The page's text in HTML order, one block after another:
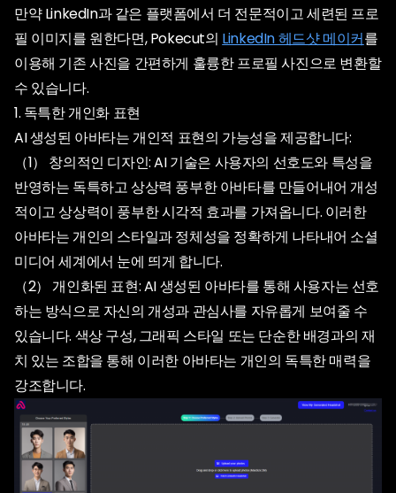
만약 LinkedIn과 같은 플랫폼에서 더 전문적이고 세련된 프로
필 이미지를 원한다면, Pokecut의 LinkedIn 헤드샷 메이커를
이용해 기존 사진을 간편하게 훌륭한 프로필 사진으로 변환할
수 있습니다.
1. 독특한 개인화 표현
AI 생성된 아바타는 개인적 표현의 가능성을 제공합니다:
（1） 창의적인 디자인: AI 기술은 사용자의 선호도와 특성을
반영하는 독특하고 상상력 풍부한 아바타를 만들어내어 개성
적이고 상상력이 풍부한 시각적 효과를 가져옵니다. 이러한
아바타는 개인의 스타일과 정체성을 정확하게 나타내어 소셜
미디어 세계에서 눈에 띄게 합니다.
（2） 개인화된 표현: AI 생성된 아바타를 통해 사용자는 선호
하는 방식으로 자신의 개성과 관심사를 자유롭게 보여줄 수
있습니다. 색상 구성, 그래픽 스타일 또는 단순한 배경과의 재
치 있는 조합을 통해 이러한 아바타는 개인의 독특한 매력을